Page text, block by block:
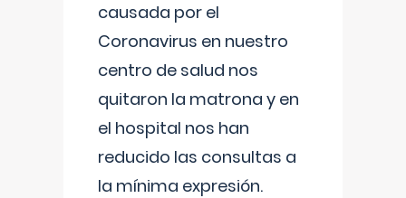
causada por el
Coronavirus en nuestro
centro de salud nos
quitaron la matrona y en
el hospital nos han
reducido las consultas a
la mínima expresión.